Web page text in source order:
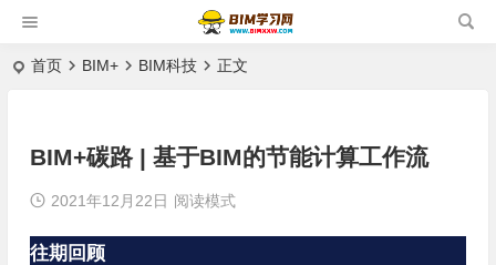
首页 BIM+ BIM科技 正文
BIM+碳路 | 基于BIM的节能计算工作流
2021年12月22日 阅读模式
往期回顾